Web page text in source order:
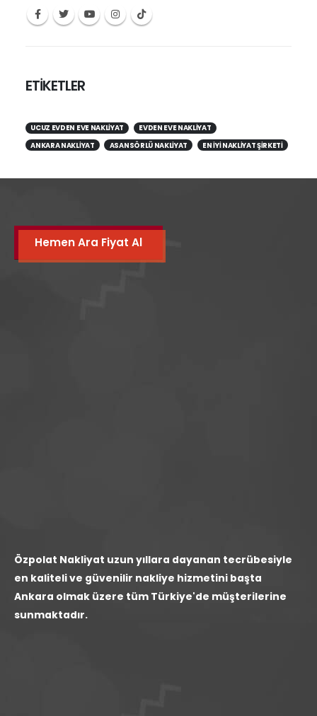
ETİKETLER
UCUZ EVDEN EVE NAKLIYAT
EVDEN EVE NAKLIYAT
ANKARA NAKLIYAT
ASANSÖRLÜ NAKLIYAT EN IYI NAKLIYAT ŞIRKETI
Hemen Ara Fiyat Al
Özpolat Nakliyat uzun yıllara dayanan tecrübesiyle
en kaliteli ve güvenilir nakliye hizmetini başta
Ankara olmak üzere tüm Türkiye'de müşterilerine
sunmaktadır.